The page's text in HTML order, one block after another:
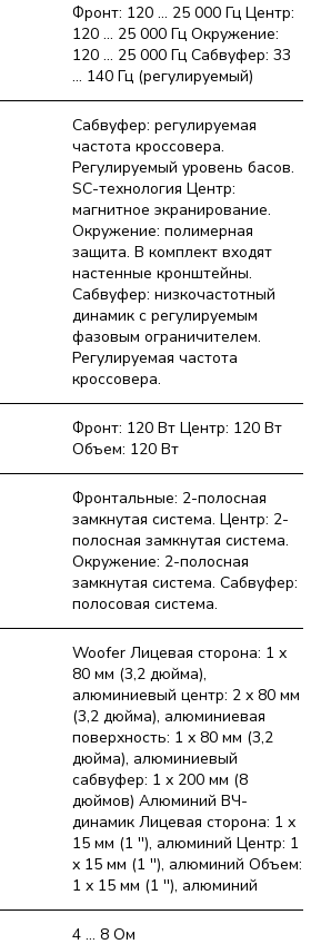
Фронт: 120 ... 25 000 Гц Центр:
120 ... 25 000 Гц Окружение:
120 ... 25 000 Гц Сабвуфер: 33
... 140 Гц (регулируемый)
Сабвуфер: регулируемая
частота кроссовера.
Регулируемый уровень басов.
SC-технология Центр:
магнитное экранирование.
Окружение: полимерная
защита. В комплект входят
настенные кронштейны.
Сабвуфер: низкочастотный
динамик с регулируемым
фазовым ограничителем.
Регулируемая частота
кроссовера.
Фронт: 120 Вт Центр: 120 Вт
Объем: 120 Вт
Фронтальные: 2-полосная
замкнутая система. Центр: 2-
полосная замкнутая система.
Окружение: 2-полосная
замкнутая система. Сабвуфер:
полосовая система.
Woofer Лицевая сторона: 1 х
80 мм (3,2 дюйма),
алюминиевый центр: 2 х 80 мм
(3,2 дюйма), алюминиевая
поверхность: 1 х 80 мм (3,2
дюйма), алюминиевый
сабвуфер: 1 х 200 мм (8
дюймов) Алюминий ВЧ-
динамик Лицевая сторона: 1 х
15 мм (1 ''), алюминий Центр: 1
х 15 мм (1 ''), алюминий Объем:
1 х 15 мм (1 ''), алюминий
4 ... 8 Ом